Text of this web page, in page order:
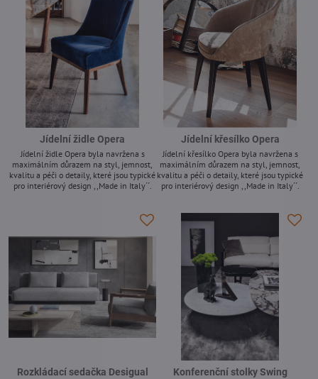
Jídelní židle Opera
Jídelní židle Opera byla navržena s
maximálním důrazem na styl, jemnost,
kvalitu a péči o detaily, které jsou typické
pro interiérový design ,,Made in Italy´´.
Jídelní křesílko Opera
Jídelní křesílko Opera byla navržena s
maximálním důrazem na styl, jemnost,
kvalitu a péči o detaily, které jsou typické
pro interiérový design ,,Made in Italy´´.
Rozkládací sedačka Desigual Konferenční stolky Swing